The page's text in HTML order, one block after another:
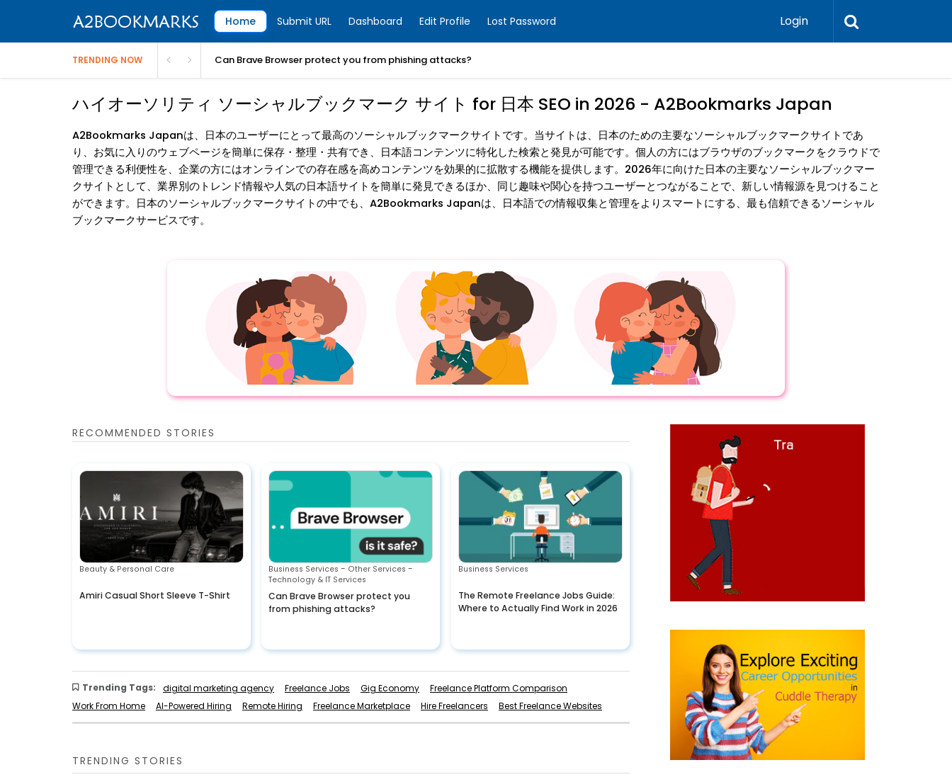
Home Submit URL Dashboard Edit Profile Lost Password Login
TRENDING NOW Can Brave Browser protect you from phishing attacks?
ハイオーソリティ ソーシャルブックマーク サイト for 日本 SEO in 2026 - A2Bookmarks Japan
A2Bookmarks Japanは、日本のユーザーにとって最高のソーシャルブックマークサイトです。当サイトは、日本のための主要なソーシャルブックマークサイトであ
り、お気に入りのウェブページを簡単に保存・整理・共有でき、日本語コンテンツに特化した検索と発見が可能です。個人の方にはブラウザのブックマークをクラウドで
管理できる利便性を、企業の方にはオンラインでの存在感を高めコンテンツを効果的に拡散する機能を提供します。2026年に向けた日本の主要なソーシャルブックマー
クサイトとして、業界別のトレンド情報や人気の日本語サイトを簡単に発見できるほか、同じ趣味や関心を持つユーザーとつながることで、新しい情報源を見つけること
ができます。日本のソーシャルブックマークサイトの中でも、A2Bookmarks Japanは、日本語での情報収集と管理をよりスマートにする、最も信頼できるソーシャル
ブックマークサービスです。
RECOMMENDED STORIES
Beauty & Personal Care
Amiri Casual Short Sleeve T-Shirt
Business Services - Other Services -
Technology & IT Services
Can Brave Browser protect you
from phishing attacks?
Business Services
The Remote Freelance Jobs Guide:
Where to Actually Find Work in 2026
Trending Tags: digital marketing agency Freelance Jobs Gig Economy
Freelance Platform Comparison
Work From Home
AI-Powered Hiring Remote Hiring Freelance Marketplace Hire Freelancers Best Freelance Websites
TRENDING STORIES